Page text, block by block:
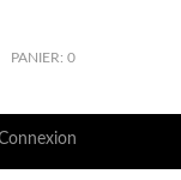
PANIER: 0